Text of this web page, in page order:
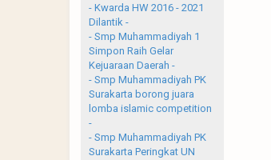
- Kwarda HW 2016 - 2021
Dilantik -
- Smp Muhammadiyah 1
Simpon Raih Gelar
Kejuaraan Daerah -
- Smp Muhammadiyah PK
Surakarta borong juara
lomba islamic competition
-
- Smp Muhammadiyah PK
Surakarta Peringkat UN